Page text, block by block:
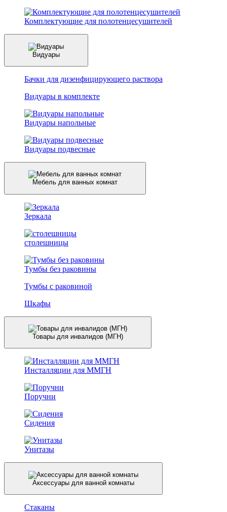
Комплектующие для полотенцесушителей
Видуары
Бачки для дизенфицирующего раствора
Видуары в комплекте
Видуары напольные
Видуары подвесные
Мебель для ванных комнат
Зеркала
столешницы
Тумбы без раковины
Тумбы с раковиной
Шкафы
Товары для инвалидов (МГН)
Инсталляции для ММГН
Поручни
Сидения
Унитазы
Аксессуары для ванной комнаты
Стаканы